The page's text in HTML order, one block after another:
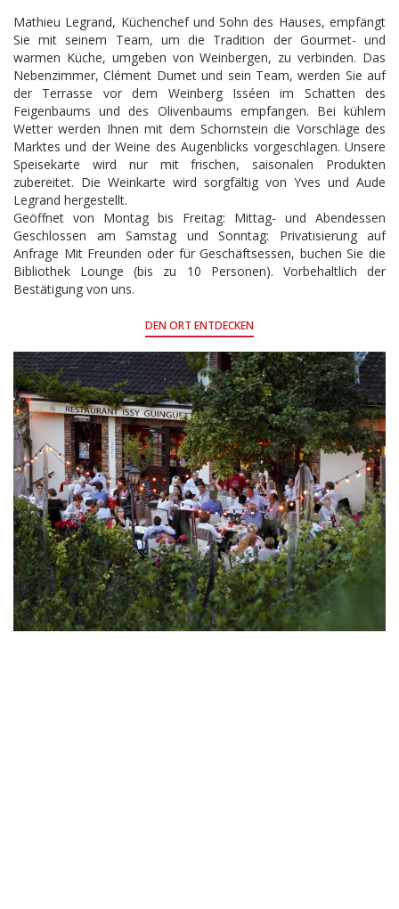
Mathieu Legrand, Küchenchef und Sohn des Hauses, empfängt
Sie mit seinem Team, um die Tradition der Gourmet- und
warmen Küche, umgeben von Weinbergen, zu verbinden. Das
Nebenzimmer, Clément Dumet und sein Team, werden Sie auf
der Terrasse vor dem Weinberg Isséen im Schatten des
Feigenbaums und des Olivenbaums empfangen. Bei kühlem
Wetter werden Ihnen mit dem Schornstein die Vorschläge des
Marktes und der Weine des Augenblicks vorgeschlagen. Unsere
Speisekarte wird nur mit frischen, saisonalen Produkten
zubereitet. Die Weinkarte wird sorgfältig von Yves und Aude
Legrand hergestellt.
Geöffnet von Montag bis Freitag: Mittag- und Abendessen
Geschlossen am Samstag und Sonntag: Privatisierung auf
Anfrage Mit Freunden oder für Geschäftsessen, buchen Sie die
Bibliothek Lounge (bis zu 10 Personen). Vorbehaltlich der
Bestätigung von uns.
DEN ORT ENTDECKEN